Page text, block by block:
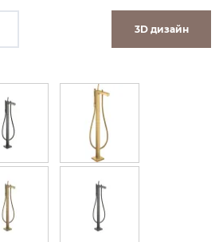
3D дизайн